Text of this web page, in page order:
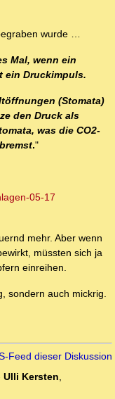
wurde …
Mal, wenn ein
ein Druckimpuls.
(Stomata)
den Druck als
was die CO2-
."
05-17
mehr. Aber wenn
müssten sich ja
einreihen.
sondern auch mickrig.
Feed dieser Diskussion
Ulli Kersten,